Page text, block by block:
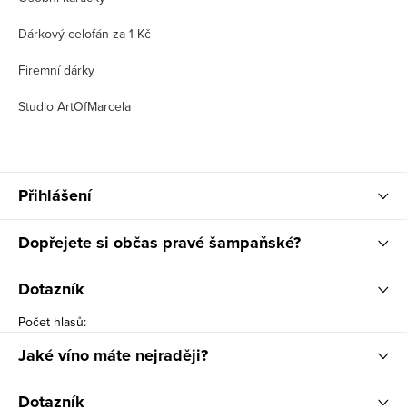
Dárkový celofán za 1 Kč
Firemní dárky
Studio ArtOfMarcela
Přihlášení
Dopřejete si občas pravé šampaňské?
Dotazník
Počet hlasů:
Jaké víno máte nejraději?
Dotazník